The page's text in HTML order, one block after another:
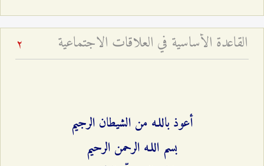
القاعدة الأساسية في العلاقات الاجتماعية 2
أعوذ باللـه من الشيطان الرجيم
بسم اللـه الرحمن الرحيم